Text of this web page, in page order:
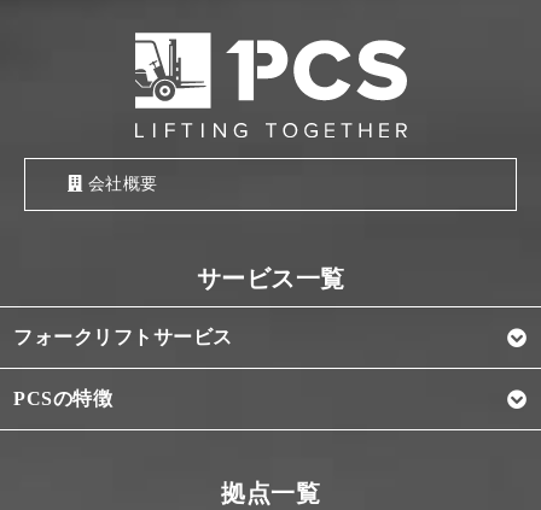
会社概要
フォークリフトサービス
PCSの特徴